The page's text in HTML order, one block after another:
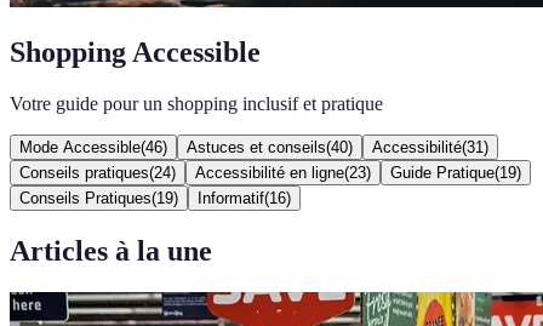
Shopping Accessible
Votre guide pour un shopping inclusif et pratique
Mode Accessible(46) Astuces et conseils(40) Accessibilité(31 )
Conseils pratiques(24) Accessibilité en ligne(23) Guide Pratique(19)
Conseils Pratiques(19) Informatif(16)
Articles à la une